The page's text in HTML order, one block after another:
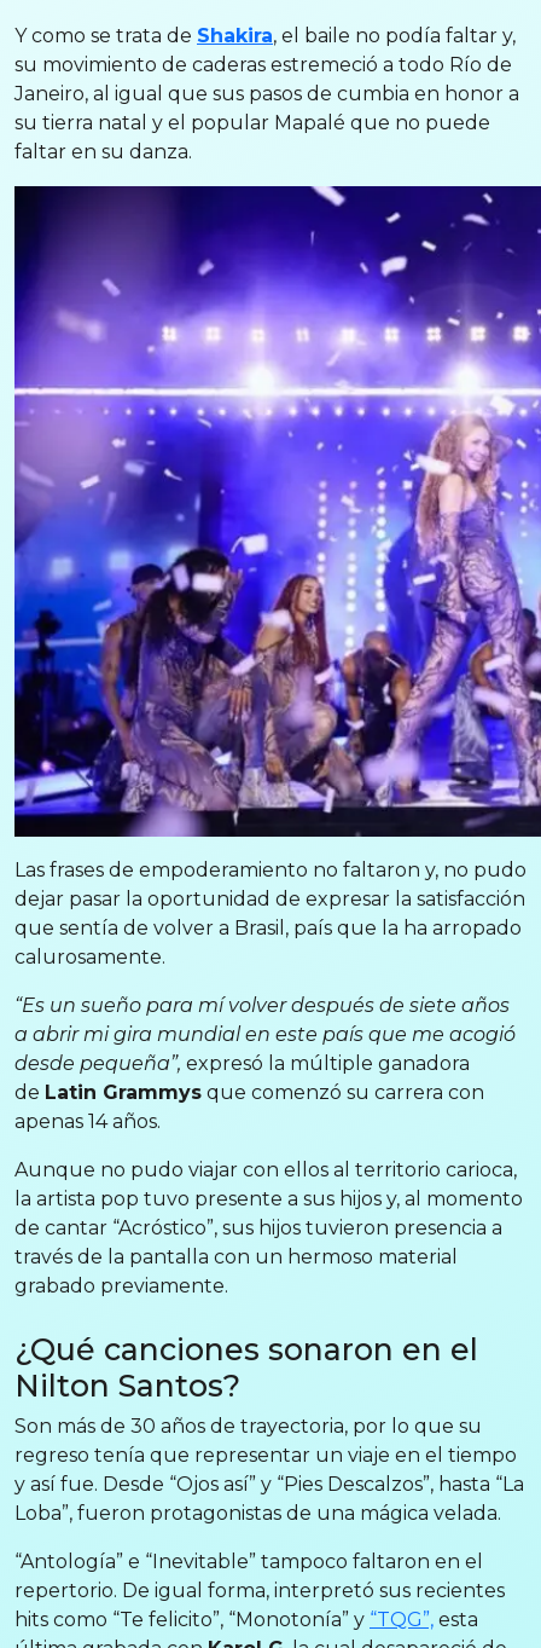
Y como se trata de Shakira, el baile no podía faltar y,
su movimiento de caderas estremeció a todo Río de
Janeiro, al igual que sus pasos de cumbia en honor a
su tierra natal y el popular Mapalé que no puede
faltar en su danza.
Las frases de empoderamiento no faltaron y, no pudo
dejar pasar la oportunidad de expresar la satisfacción
que sentía de volver a Brasil, país que la ha arropado
calurosamente.
“Es un sueño para mí volver después de siete años
a abrir mi gira mundial en este país que me acogió
desde pequeña”, expresó la múltiple ganadora
de Latin Grammys que comenzó su carrera con
apenas 14 años.
Aunque no pudo viajar con ellos al territorio carioca,
la artista pop tuvo presente a sus hijos y, al momento
de cantar “Acróstico”, sus hijos tuvieron presencia a
través de la pantalla con un hermoso material
grabado previamente.
¿Qué canciones sonaron en el
Nilton Santos?
Son más de 30 años de trayectoria, por lo que su
regreso tenía que representar un viaje en el tiempo
y así fue. Desde “Ojos así” y “Pies Descalzos”, hasta “La
Loba”, fueron protagonistas de una mágica velada.
“Antología” e “Inevitable” tampoco faltaron en el
repertorio. De igual forma, interpretó sus recientes
hits como “Te felicito”, “Monotonía” y “TQG”, esta